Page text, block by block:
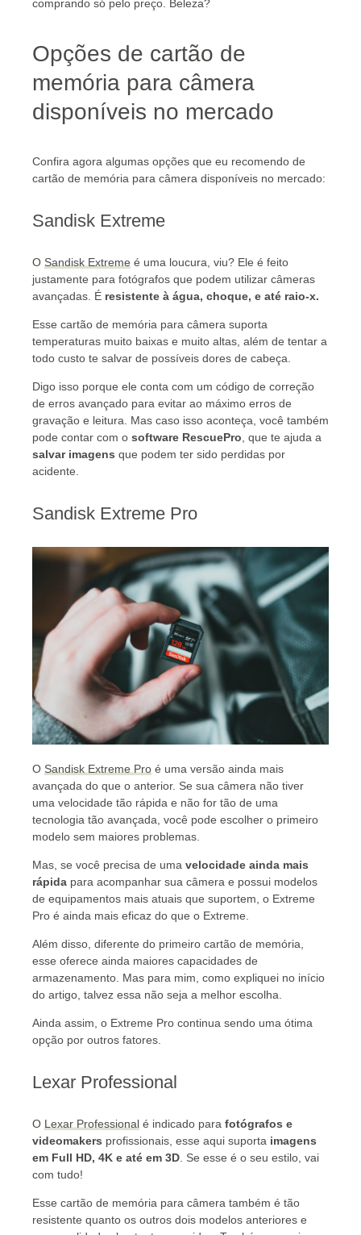
comprando só pelo preço. Beleza?
Opções de cartão de
memória para câmera
disponíveis no mercado
Confira agora algumas opções que eu recomendo de
cartão de memória para câmera disponíveis no mercado:
Sandisk Extreme
O Sandisk Extreme é uma loucura, viu? Ele é feito
justamente para fotógrafos que podem utilizar câmeras
avançadas. É resistente à água, choque, e até raio-x.
Esse cartão de memória para câmera suporta
temperaturas muito baixas e muito altas, além de tentar a
todo custo te salvar de possíveis dores de cabeça.
Digo isso porque ele conta com um código de correção
de erros avançado para evitar ao máximo erros de
gravação e leitura. Mas caso isso aconteça, você também
pode contar com o software RescuePro , que te ajuda a
salvar imagens que podem ter sido perdidas por
acidente.
Sandisk Extreme Pro
O Sandisk Extreme Pro é uma versão ainda mais
avançada do que o anterior. Se sua câmera não tiver
uma velocidade tão rápida e não for tão de uma
tecnologia tão avançada, você pode escolher o primeiro
modelo sem maiores problemas.
Mas, se você precisa de uma velocidade ainda mais
rápida para acompanhar sua câmera e possui modelos
de equipamentos mais atuais que suportem, o Extreme
Pro é ainda mais eficaz do que o Extreme.
Além disso, diferente do primeiro cartão de memória,
esse oferece ainda maiores capacidades de
armazenamento. Mas para mim, como expliquei no início
do artigo, talvez essa não seja a melhor escolha.
Ainda assim, o Extreme Pro continua sendo uma ótima
opção por outros fatores.
Lexar Professional
O Lexar Professional é indicado para fotógrafos e
videomakers profissionais, esse aqui suporta imagens
em Full HD, 4K e até em 3D . Se esse é o seu estilo, vai
com tudo!
Esse cartão de memória para câmera também é tão
resistente quanto os outros dois modelos anteriores e